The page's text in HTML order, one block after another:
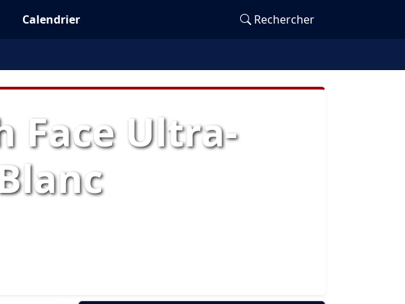
Calendrier Rechercher
Face Ultra-